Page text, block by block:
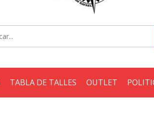
TABLA DE TALLES OUTLET